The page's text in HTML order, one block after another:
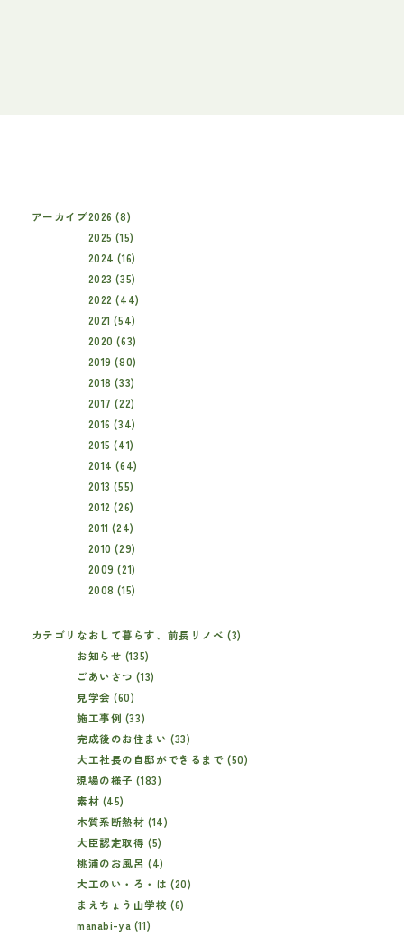
アーカイブ2026 (8)
2025 (15)
2024 (16)
2023 (35)
2022 (44)
2021 (54)
2020 (63)
2019 (80)
2018 (33)
2017 (22)
2016 (34)
2015 (41)
2014 (64)
2013 (55)
2012 (26)
2011 (24)
2010 (29)
2009 (21)
2008 (15)
カテゴリ なおして暮らす、前長リノベ (3)
お知らせ (135)
ごあいさつ (13)
見学会 (60)
施工事例 (33)
完成後のお住まい (33)
大工社長の自邸ができるまで (50)
現場の様子 (183)
素材 (45)
木質系断熱材 (14)
大臣認定取得 (5)
桃浦のお風呂 (4)
大工のい・ろ・は (20)
まえちょう山学校 (6)
manabi-ya (11)